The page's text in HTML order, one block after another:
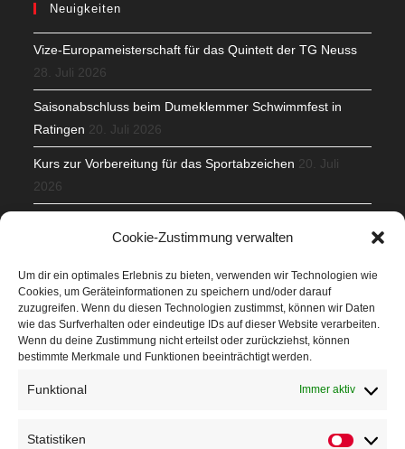
Cookie-Zustimmung verwalten
Um dir ein optimales Erlebnis zu bieten, verwenden wir Technologien wie
Cookies, um Geräteinformationen zu speichern und/oder darauf
zuzugreifen. Wenn du diesen Technologien zustimmst, können wir Daten
wie das Surfverhalten oder eindeutige IDs auf dieser Website verarbeiten.
Wenn du deine Zustimmung nicht erteilst oder zurückziehst, können
bestimmte Merkmale und Funktionen beeinträchtigt werden.
Funktional Immer aktiv
Statistiken
Neuigkeiten
Vize-Europameisterschaft für das Quintett der TG Neuss
28. Juli 2026
Saisonabschluss beim Dumeklemmer Schwimmfest in
Ratingen 20. Juli 2026
Kurs zur Vorbereitung für das Sportabzeichen 20. Juli
2026
Veranstaltungen
Höffner Run